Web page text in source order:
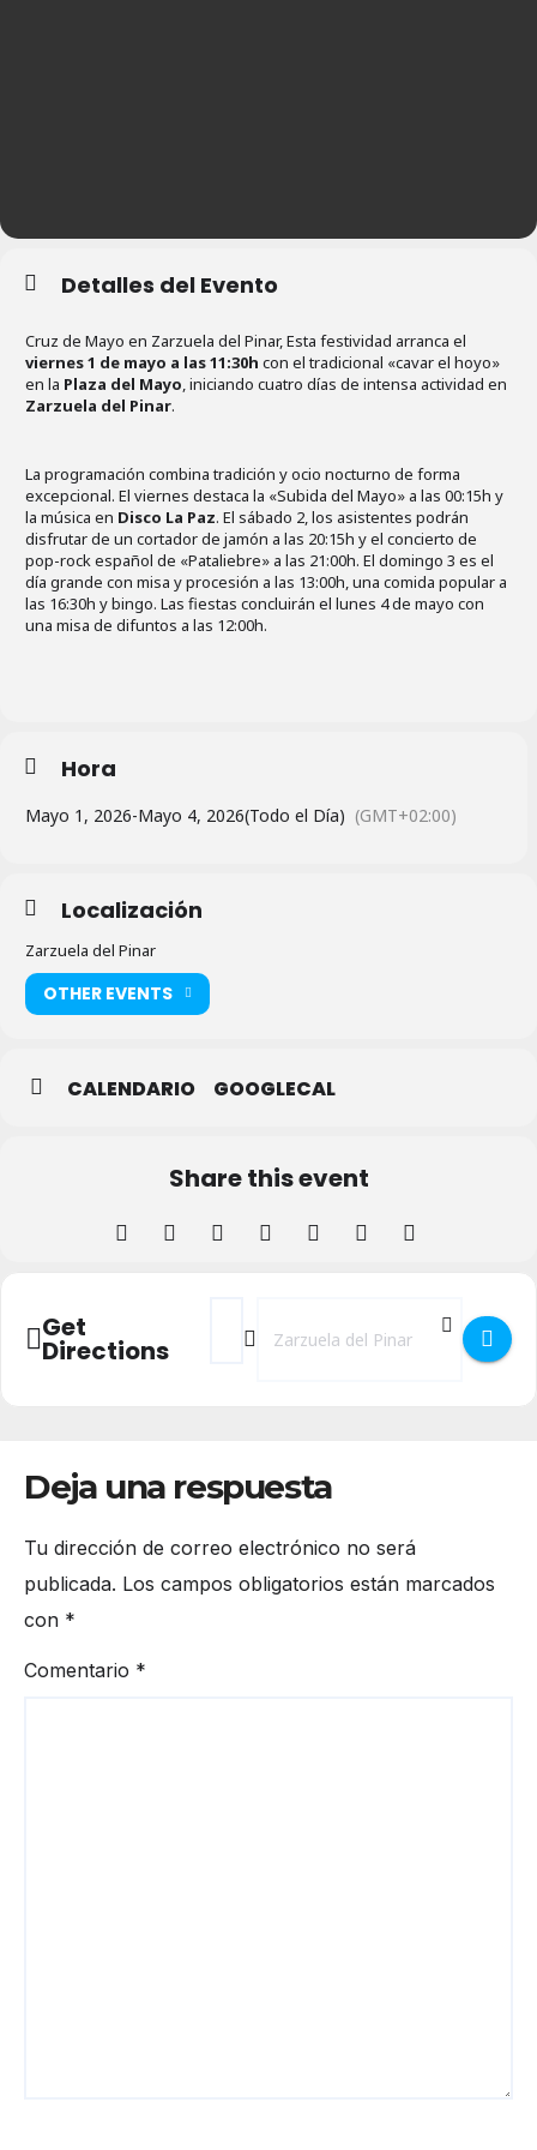
Detalles del Evento
Cruz de Mayo en Zarzuela del Pinar, Esta festividad arranca el
viernes 1 de mayo a las 11:30h con el tradicional «cavar el hoyo»
en la Plaza del Mayo, iniciando cuatro días de intensa actividad en
Zarzuela del Pinar.
La programación combina tradición y ocio nocturno de forma
excepcional. El viernes destaca la «Subida del Mayo» a las 00:15h y
la música en Disco La Paz. El sábado 2, los asistentes podrán
disfrutar de un cortador de jamón a las 20:15h y el concierto de
pop-rock español de «Pataliebre» a las 21:00h. El domingo 3 es el
día grande con misa y procesión a las 13:00h, una comida popular a
las 16:30h y bingo. Las fiestas concluirán el lunes 4 de mayo con
una misa de difuntos a las 12:00h.
Hora
Mayo 1, 2026-Mayo 4, 2026(Todo el Día) (GMT+02:00)
Localización
Zarzuela del Pinar
OTHER EVENTS
CALENDARIO GOOGLECAL
Share this event
Get
Directions
Address - Cruz de Mayo en Zarzuela del
Destination Address - Cruz de
Deja una respuesta
Tu dirección de correo electrónico no será
publicada. Los campos obligatorios están marcados
con *
Comentario *